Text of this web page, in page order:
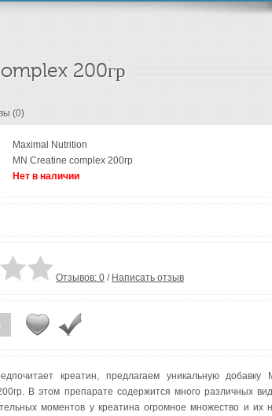
200гр
(0)
Maximal Nutrition
MN Creatine complex 200гр
Нет в наличии
Отзывов: 0 / Написать отзыв
креатин, предлагаем уникальную добавку
В этом препарате содержится много различных
моментов у креатина огромное множество и их